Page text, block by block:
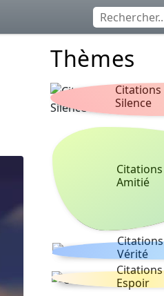
Thèmes
Citations
Silence
Citations
Amitié
Citations
Vérité
Citations
Espoir